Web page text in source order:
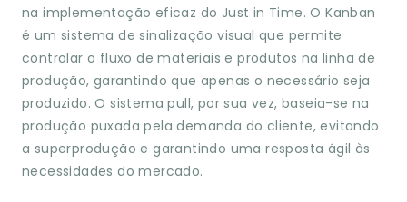
na implementação eficaz do Just in Time. O Kanban
é um sistema de sinalização visual que permite
controlar o fluxo de materiais e produtos na linha de
produção, garantindo que apenas o necessário seja
produzido. O sistema pull, por sua vez, baseia-se na
produção puxada pela demanda do cliente, evitando
a superprodução e garantindo uma resposta ágil às
necessidades do mercado.